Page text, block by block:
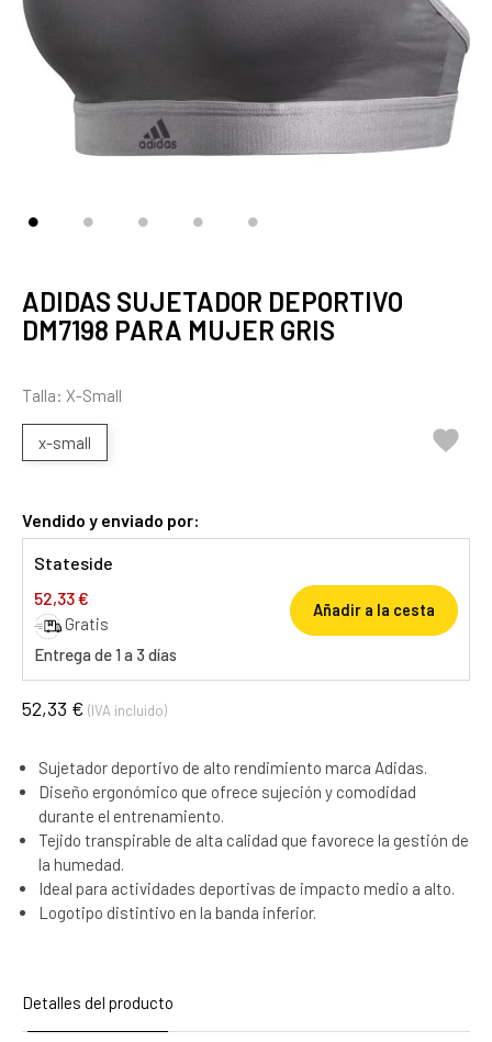
ADIDAS SUJETADOR DEPORTIVO
DM7198 PARA MUJER GRIS
Talla: X-Small
x-small 
Vendido y enviado por:
Stateside
52,33 €
Gratis
Entrega de 1 a 3 días
Añadir a la cesta
52,33 € (IVA incluido)
Sujetador deportivo de alto rendimiento marca Adidas.
Diseño ergonómico que ofrece sujeción y comodidad
durante el entrenamiento.
Tejido transpirable de alta calidad que favorece la gestión de
la humedad.
Ideal para actividades deportivas de impacto medio a alto.
Logotipo distintivo en la banda inferior.
Detalles del producto